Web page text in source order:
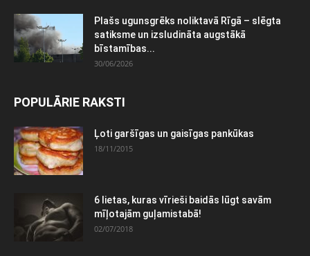
Plašs ugunsgrēks noliktavā Rīgā – slēgta
satiksme un izsludināta augstākā
bīstamības...
30/06/2026
POPULĀRIE RAKSTI
Ļoti garšīgas un gaisīgas pankūkas
18/11/2015
6 lietas, kuras vīrieši baidās lūgt savām
mīļotajām guļamistabā!
02/07/2018